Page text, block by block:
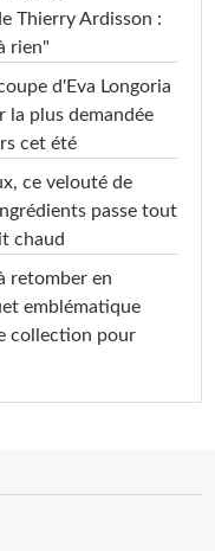
Thierry Ardisson :
rien"
d'Eva Longoria
la plus demandée
cet été
ce velouté de
passe tout
chaud
retomber en
emblématique
collection pour